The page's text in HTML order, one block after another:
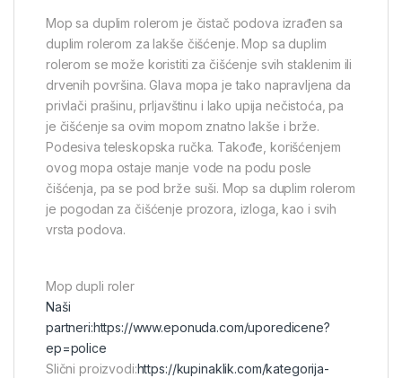
Mop sa duplim rolerom je čistač podova izrađen sa
duplim rolerom za lakše čišćenje. Mop sa duplim
rolerom se može koristiti za čišćenje svih staklenim ili
drvenih površina. Glava mopa je tako napravljena da
privlači prašinu, prljavštinu i lako upija nečistoća, pa
je čišćenje sa ovim mopom znatno lakše i brže.
Podesiva teleskopska ručka. Takođe, korišćenjem
ovog mopa ostaje manje vode na podu posle
čišćenja, pa se pod brže suši. Mop sa duplim rolerom
je pogodan za čišćenje prozora, izloga, kao i svih
vrsta podova.
Mop dupli roler
Naši
partneri:https://www.eponuda.com/uporedicene?
ep=police
Slični proizvodi:https://kupinaklik.com/kategorija-